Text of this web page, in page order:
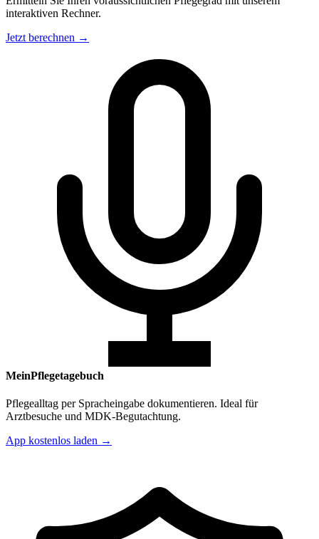
interaktiven Rechner.
Jetzt berechnen →
MeinPflegetagebuch
Pflegealltag per Spracheingabe dokumentieren. Ideal für
Arztbesuche und MDK-Begutachtung.
App kostenlos laden →